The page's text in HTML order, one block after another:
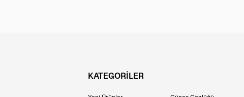
KATEGORİLER